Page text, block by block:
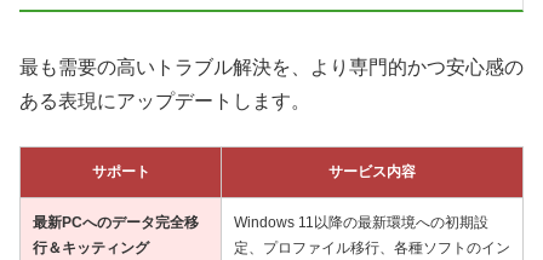
最も需要の高いトラブル解決を、より専門的かつ安心感の
ある表現にアップデートします。
サポート サービス内容
最新PCへのデータ完全移
行＆キッティング
Windows 11以降の最新環境への初期設
定、プロファイル移行、各種ソフトのイン